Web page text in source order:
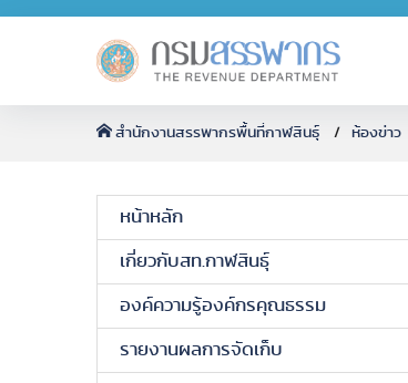
สำนักงานสรรพากรพื้นที่กาฬสินธุ์ ห้องข่าว
หน้าหลัก
เกี่ยวกับสท.กาฬสินธุ์
องค์ความรู้องค์กรคุณธรรม
รายงานผลการจัดเก็บ